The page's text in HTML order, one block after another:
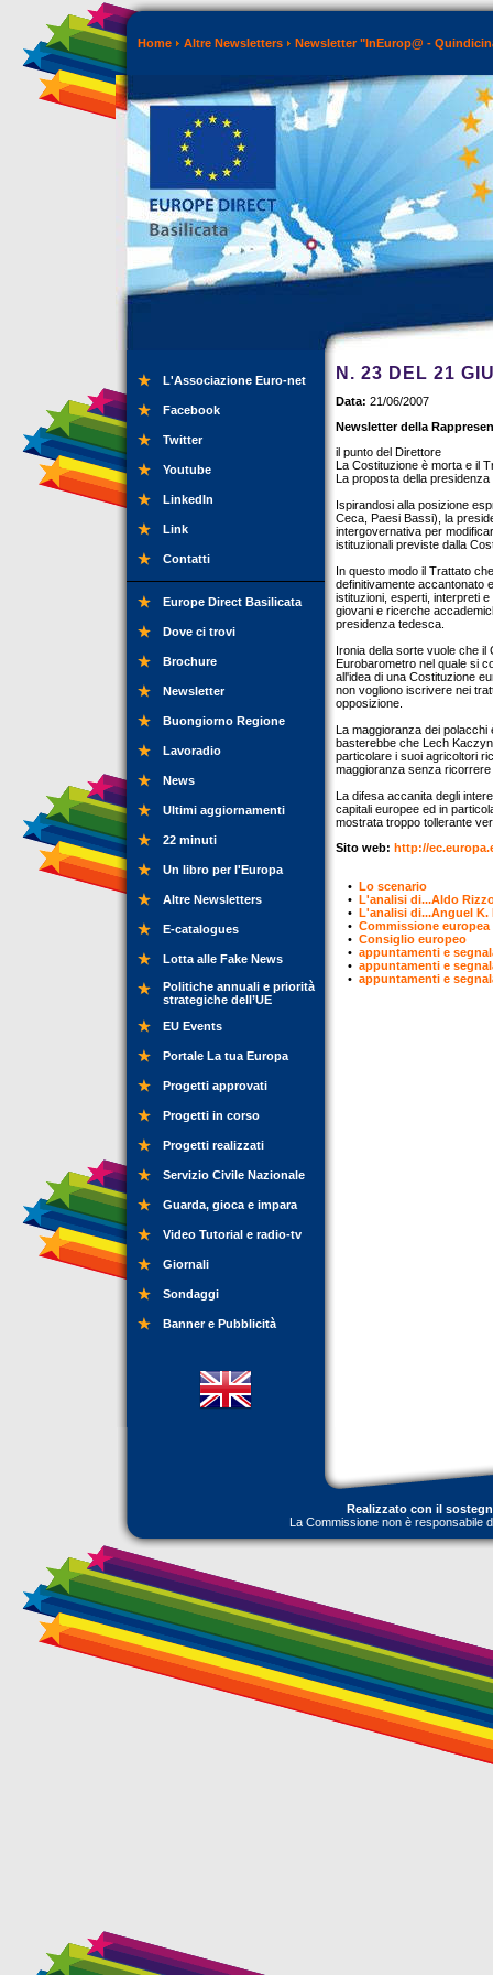
Home Altre Newsletters Newsletter "InEurop@ -
L'Associazione Euro-net
Facebook
Twitter
Youtube
LinkedIn
Link
Contatti
Europe Direct Basilicata
Dove ci trovi
Brochure
Newsletter
Buongiorno Regione
Lavoradio
News
Ultimi aggiornamenti
22 minuti
Un libro per l'Europa
Altre Newsletters
E-catalogues
Lotta alle Fake News
Politiche annuali e priorità
strategiche dell’UE
EU Events
Portale La tua Europa
Progetti approvati
Progetti in corso
Progetti realizzati
Servizio Civile Nazionale
Guarda, gioca e impara
Video Tutorial e radio-tv
Giornali
Sondaggi
Banner e Pubblicità
N. 23 DEL 21
Data: 21/06/2007
Newsletter della
il punto del Direttore
La Costituzione è morta e il
La proposta della
Ispirandosi alla posizione
Ceca, Paesi Bassi), la
intergovernativa per
istituzionali previste dalla
In questo modo il Trattato
definitivamente accantonato
istituzioni, esperti, interpreti
giovani e ricerche
presidenza tedesca.
Ironia della sorte vuole che il
Eurobarometro nel quale si
all'idea di una Costituzione
non vogliono iscrivere nei
opposizione.
La maggioranza dei polacchi
basterebbe che Lech
particolare i suoi agricoltori
maggioranza senza
La difesa accanita degli
capitali europee ed in
mostrata troppo tollerante
Sito web: http://
• Lo scenario
• L'analisi di...Aldo
• L'analisi di...Anguel K.
• Commissione europea
• Consiglio europeo
• appuntamenti e
• appuntamenti e
• appuntamenti e
Realizzato con il
La Commissione non è responsabile